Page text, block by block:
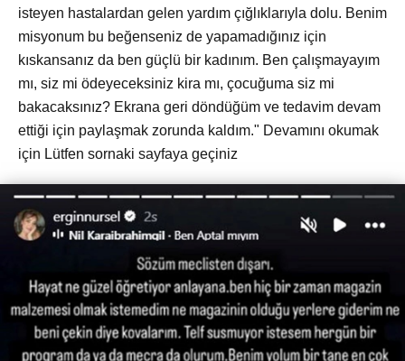
isteyen hastalardan gelen yardım çığlıklarıyla dolu. Benim
misyonum bu beğenseniz de yapamadığınız için
kıskansanız da ben güçlü bir kadınım. Ben çalışmayayım
mı, siz mi ödeyeceksiniz kira mı, çocuğuma siz mi
bakacaksınız? Ekrana geri döndüğüm ve tedavim devam
ettiği için paylaşmak zorunda kaldım." Devamını okumak
için Lütfen sornaki sayfaya geçiniz